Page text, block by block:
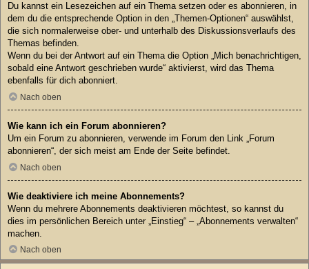
Du kannst ein Lesezeichen auf ein Thema setzen oder es abonnieren, in
dem du die entsprechende Option in den „Themen-Optionen“ auswählst,
die sich normalerweise ober- und unterhalb des Diskussionsverlaufs des
Themas befinden.
Wenn du bei der Antwort auf ein Thema die Option „Mich benachrichtigen,
sobald eine Antwort geschrieben wurde“ aktivierst, wird das Thema
ebenfalls für dich abonniert.
Nach oben
Wie kann ich ein Forum abonnieren?
Um ein Forum zu abonnieren, verwende im Forum den Link „Forum
abonnieren“, der sich meist am Ende der Seite befindet.
Nach oben
Wie deaktiviere ich meine Abonnements?
Wenn du mehrere Abonnements deaktivieren möchtest, so kannst du
dies im persönlichen Bereich unter „Einstieg“ – „Abonnements verwalten“
machen.
Nach oben